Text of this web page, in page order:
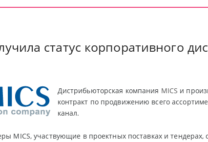
статус корпоративного
Дистрибьюторская компания MICS и
контракт по продвижению всего
канал.
MICS, участвующие в проектных поставках и